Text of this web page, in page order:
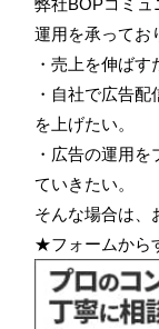
弊社BOPコミュ
運用を承ってお
・売上を伸ばす
・自社で広告
を上げたい。
・広告の運用
ていきたい。
そんな場合は、
★フォームから